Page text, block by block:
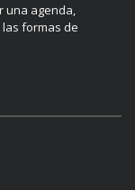
una agenda,
formas de